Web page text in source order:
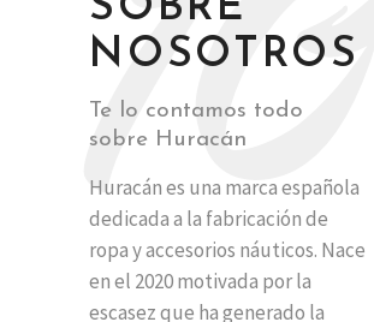
SOBRE
NOSOTROS
Te lo contamos todo
sobre Huracán
Huracán es una marca española
dedicada a la fabricación de
ropa y accesorios náuticos. Nace
en el 2020 motivada por la
escasez que ha generado la